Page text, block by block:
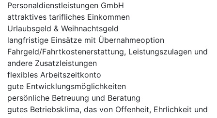
Personaldienstleistungen GmbH
attraktives tarifliches Einkommen
Urlaubsgeld & Weihnachtsgeld
langfristige Einsätze mit Übernahmeoption
Fahrgeld/Fahrtkostenerstattung, Leistungszulagen und
andere Zusatzleistungen
flexibles Arbeitszeitkonto
gute Entwicklungsmöglichkeiten
persönliche Betreuung und Beratung
gutes Betriebsklima, das von Offenheit, Ehrlichkeit und